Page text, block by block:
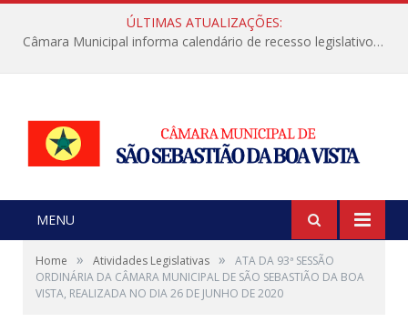
ÚLTIMAS ATUALIZAÇÕES:
Câmara Municipal informa calendário de recesso legislativo de julho
MENU
Home » Atividades Legislativas »
ATA DA 93ª SESSÃO
ORDINÁRIA DA CÂMARA MUNICIPAL DE SÃO SEBASTIÃO DA BOA
VISTA, REALIZADA NO DIA 26 DE JUNHO DE 2020